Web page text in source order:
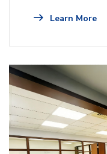
Learn More